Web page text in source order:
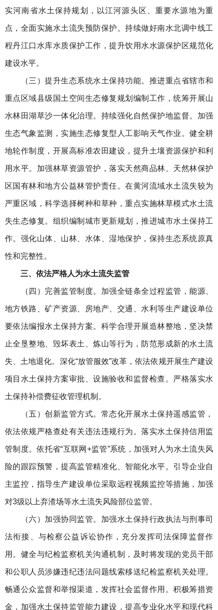
实河南省水土保持规划，以江河源头区、重要水源地为重
点，全面实施水土流失预防保护。持续做好南水北调中线工
程丹江口水库水质保护工作，提升饮用水水源保护区规范化
建设水平。
（三）提升生态系统水土保持功能。推进重点省辖市和
重点区域县级国土空间生态修复规划编制工作，统筹开展山
水林田湖草沙一体化治理。持续强化自然保护地监督。加强
生态气象监测，实施生态修复型人工影响天气作业。健全耕
地轮作制度，开展高标准农田建设，提升土壤资源保护和利
用水平。加强林草资源管护，落实天然商品林、天然林保护
区国有林和地方公益林管护责任。在黄河流域水土流失较为
严重区域，科学选择树种和草种，重点实施林草模式水土流
失生态修复。组织编制城市更新规划，推进城市水土保持工
作。强化山体、山林、水体、湿地保护，保持生态系统原真
性和完整性。
三、依法严格人为水土流失监管
（四）完善监管制度。加强全链条全过程监管，能源、
地方铁路、矿产资源、房地产、交通、水利等生产建设单位
要依法编报水土保持方案。科学合理开展造林整地，坚决禁
止全垦整地、毁坏表土、炼山等行为，防范形成新的水土流
失、土地退化。深化“放管服效”改革，依法依规开展生产建设
项目水土保持方案审批、设施验收和监督检查。严格落实水
土保持补偿费征收管理机制。
（五）创新监管方式。常态化开展水土保持遥感监管，
依法依规严格查处有关违法违规行为。落实水土保持信用监
管制度。依托省“互联网+监管”系统，加强对人为水土流失风
险的跟踪预警，提高监管精准化、智能化水平。引导企业自
主监控，指导生产建设单位采取远程视频监控等措施，加强
对3级以上弃渣场等水土流失风险部位监管。
（六）加强协同监管。加强水土保持行政执法与刑事司
法衔接、与检察公益诉讼协作，充分发挥司法保障监督作
用。健全与纪检监察机关沟通机制，及时将发现的党员干部
和公职人员涉嫌违纪违法问题线索移送纪检监察机关处理。
畅通公众监督和举报渠道，发挥社会监督作用。积极筹措资
金，加强水土保持监管能力建设，提高专业化水平和现代科